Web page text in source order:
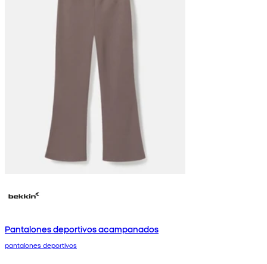
Pantalones deportivos acampanados
pantalones deportivos